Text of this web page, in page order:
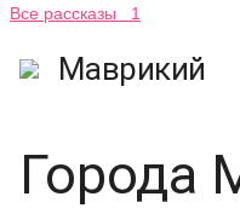
Все рассказы 1
Маврикий
Города